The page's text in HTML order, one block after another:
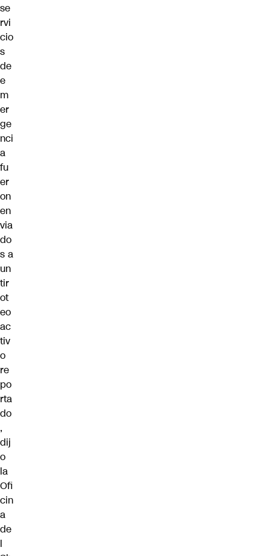
se
rvi
cio
s
de
e
m
er
ge
nci
a
fu
er
on
en
via
do
s a
un
tir
ot
eo
ac
tiv
o
re
po
rta
do
,
dij
o
la
Ofi
cin
a
de
l